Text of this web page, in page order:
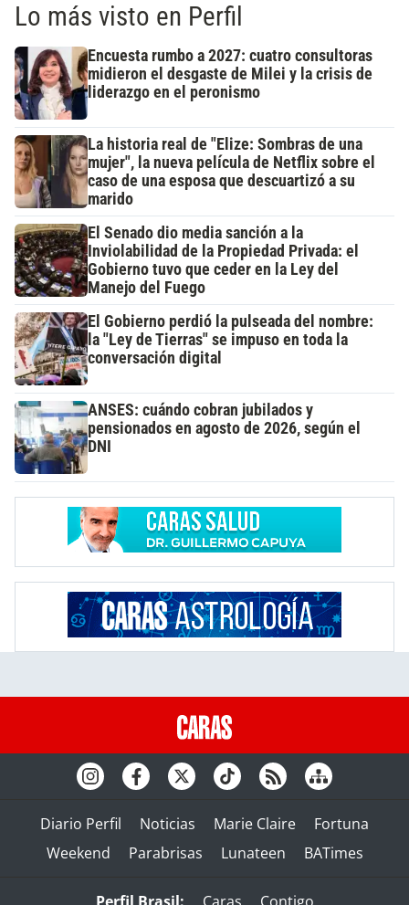
Lo más visto en Perfil
Encuesta rumbo a 2027: cuatro consultoras
midieron el desgaste de Milei y la crisis de
liderazgo en el peronismo
La historia real de "Elize: Sombras de una
mujer", la nueva película de Netflix sobre el
caso de una esposa que descuartizó a su
marido
El Senado dio media sanción a la
Inviolabilidad de la Propiedad Privada: el
Gobierno tuvo que ceder en la Ley del
Manejo del Fuego
El Gobierno perdió la pulseada del nombre:
la "Ley de Tierras" se impuso en toda la
conversación digital
ANSES: cuándo cobran jubilados y
pensionados en agosto de 2026, según el
DNI
Diario Perfil Noticias Marie Claire
Fortuna
Weekend
Parabrisas Lunateen BATimes